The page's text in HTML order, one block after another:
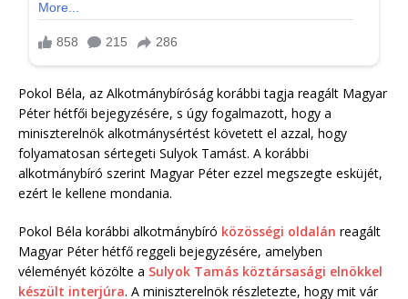
Pokol Béla, az Alkotmánybíróság korábbi tagja reagált Magyar
Péter hétfői bejegyzésére, s úgy fogalmazott, hogy a
miniszterelnök alkotmánysértést követett el azzal, hogy
folyamatosan sértegeti Sulyok Tamást. A korábbi
alkotmánybíró szerint Magyar Péter ezzel megszegte esküjét,
ezért le kellene mondania.
Pokol Béla korábbi alkotmánybíró közösségi oldalán reagált
Magyar Péter hétfő reggeli bejegyzésére, amelyben
véleményét közölte a Sulyok Tamás köztársasági elnökkel
készült interjúra. A miniszterelnök részletezte, hogy mit vár